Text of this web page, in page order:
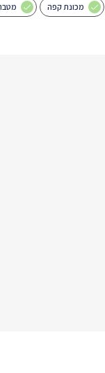
מכונת קפה